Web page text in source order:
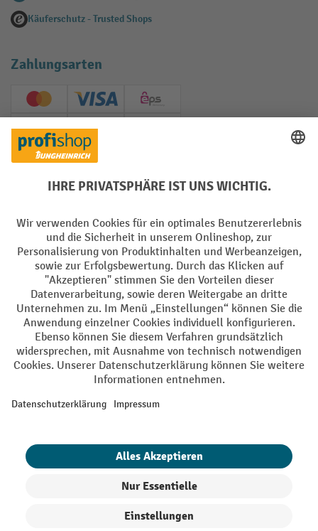
Käuferschutz - Trusted Shops
Zahlungsarten
Creditcard (Master)Creditcard (Visa)
EPS
PayPal
Soziale Netzwerke
Impressum Datenschutz
Barrierefreiheit Privacy Settings
Alle Preise exkl. gesetzl. Mehrwertsteuer zzgl.Versandkostenund ggf.
Nachnahmegebühren, wenn nicht anders angegeben.
¹ Der Rabatt gilt so lange der Vorrat reicht. Der Rabatt gilt nicht auf
oder Gutscheinen ist nicht möglich. | ² Der Rabatt wird einmalig bei
eingelöst werden. Die Höhe des Rabatts variiert je nach
Produktkategorie und beträgt bis zu 10 % (10 % auf Lager, Umwelt,
Heben | 7% auf Büro). Ausgenommen sind Elektro-Hubwagen,
Ausschluss von Werkzeug. Gilt nicht auf Sonderpreise. Kombination